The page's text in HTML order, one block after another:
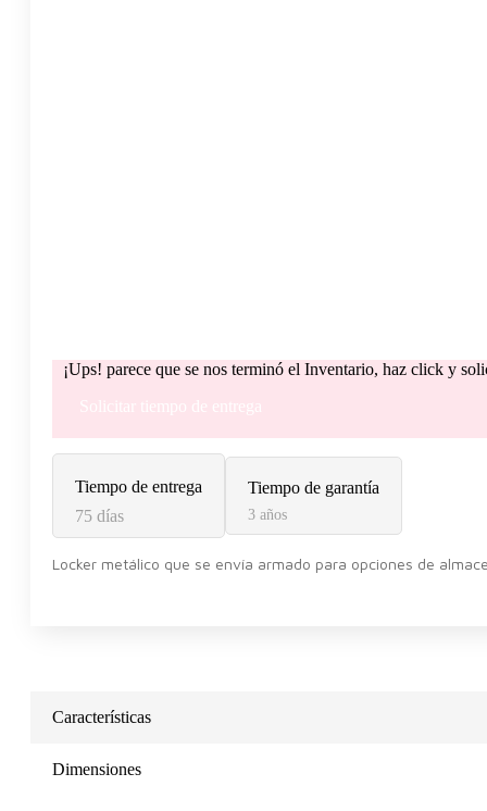
¡Ups! parece que se nos terminó el Inventario, haz click y
Solicitar tiempo de entrega
Tiempo de entrega
75 días
Tiempo de garantía
3 años
Locker metálico que se envía armado para opciones de
Características
Dimensiones